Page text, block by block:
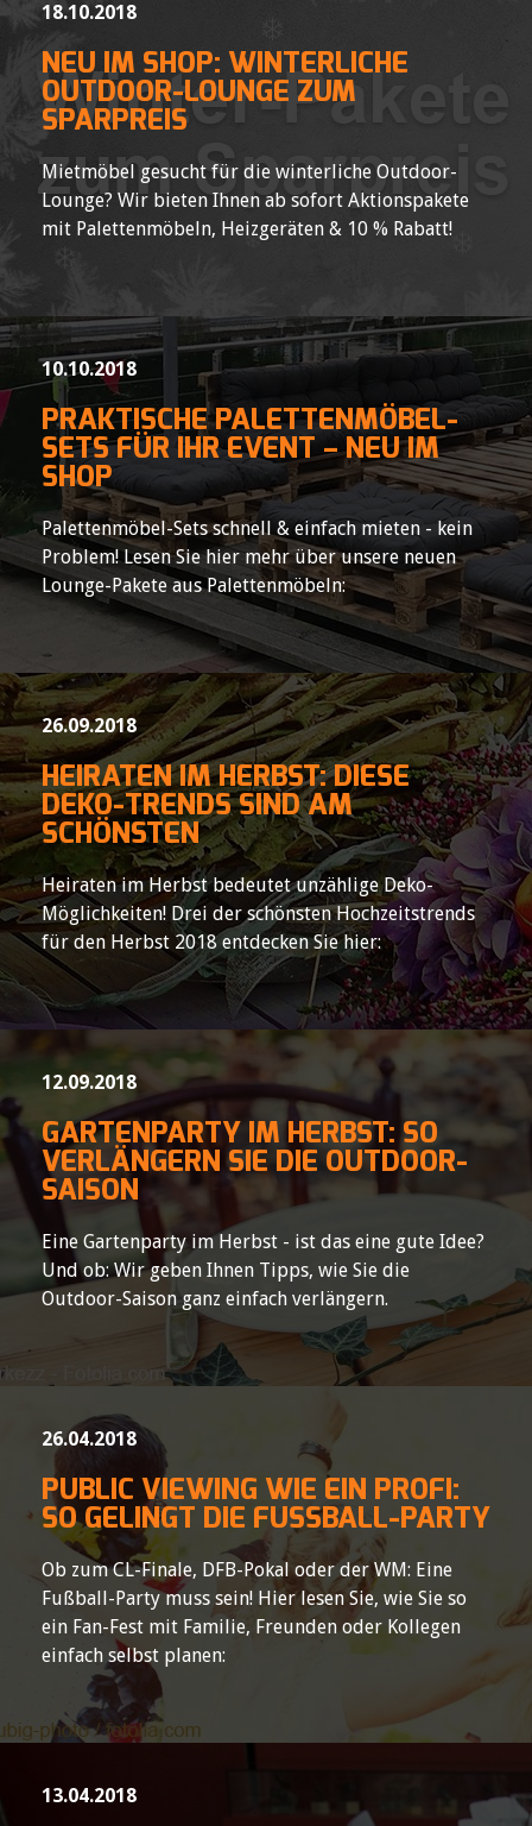
18.10.2018
NEU IM SHOP: WINTERLICHE
OUTDOOR-LOUNGE ZUM
SPARPREIS
Mietmöbel gesucht für die winterliche Outdoor-
Lounge? Wir bieten Ihnen ab sofort Aktionspakete
mit Palettenmöbeln, Heizgeräten & 10 % Rabatt!
10.10.2018
PRAKTISCHE PALETTENMÖBEL-
SETS FÜR IHR EVENT – NEU IM
SHOP
Palettenmöbel-Sets schnell & einfach mieten - kein
Problem! Lesen Sie hier mehr über unsere neuen
Lounge-Pakete aus Palettenmöbeln:
26.09.2018
HEIRATEN IM HERBST: DIESE
DEKO-TRENDS SIND AM
SCHÖNSTEN
Heiraten im Herbst bedeutet unzählige Deko-
Möglichkeiten! Drei der schönsten Hochzeitstrends
für den Herbst 2018 entdecken Sie hier:
12.09.2018
GARTENPARTY IM HERBST: SO
VERLÄNGERN SIE DIE OUTDOOR-
SAISON
Eine Gartenparty im Herbst - ist das eine gute Idee?
Und ob: Wir geben Ihnen Tipps, wie Sie die
Outdoor-Saison ganz einfach verlängern.
26.04.2018
PUBLIC VIEWING WIE EIN PROFI:
SO GELINGT DIE FUSSBALL-PARTY
Ob zum CL-Finale, DFB-Pokal oder der WM: Eine
Fußball-Party muss sein! Hier lesen Sie, wie Sie so
ein Fan-Fest mit Familie, Freunden oder Kollegen
einfach selbst planen:
13.04.2018